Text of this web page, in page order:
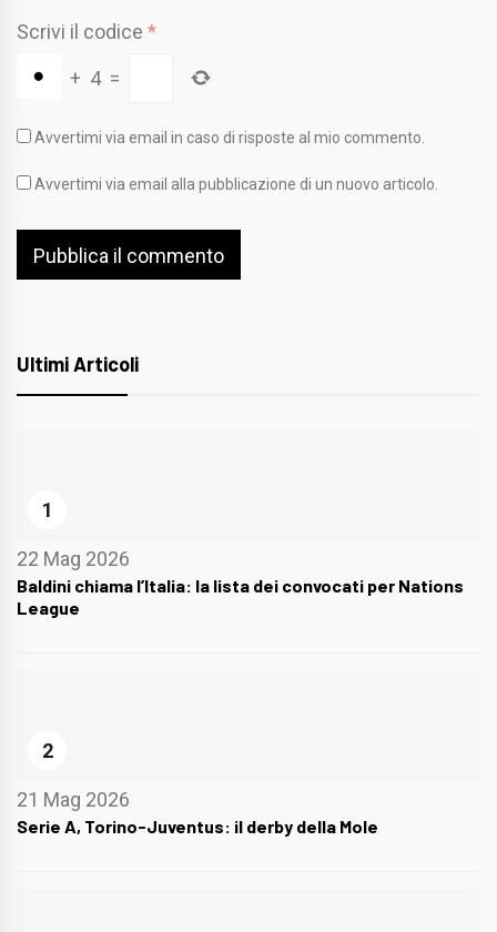
Scrivi il codice *
+ 4 =
Avvertimi via email in caso di risposte al mio commento.
Avvertimi via email alla pubblicazione di un nuovo articolo.
Ultimi Articoli
1
22 Mag 2026
Baldini chiama l’Italia: la lista dei convocati per Nations
League
2
21 Mag 2026
Serie A, Torino-Juventus: il derby della Mole